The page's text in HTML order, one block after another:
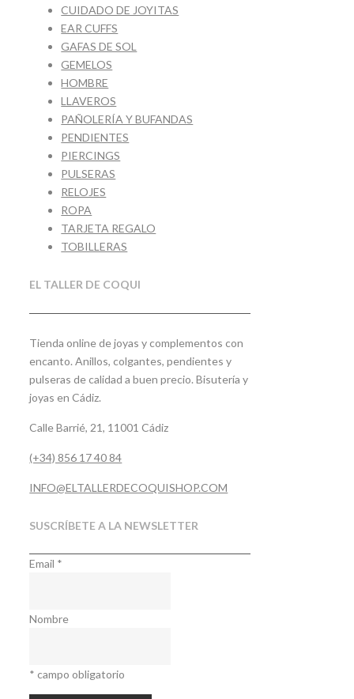
CUIDADO DE JOYITAS
EAR CUFFS
GAFAS DE SOL
GEMELOS
HOMBRE
LLAVEROS
PAÑOLERÍA Y BUFANDAS
PENDIENTES
PIERCINGS
PULSERAS
RELOJES
ROPA
TARJETA REGALO
TOBILLERAS
EL TALLER DE COQUI
Tienda online de joyas y complementos con
encanto. Anillos, colgantes, pendientes y
pulseras de calidad a buen precio. Bisutería y
joyas en Cádiz.
Calle Barrié, 21, 11001 Cádiz
(+34) 856 17 40 84
INFO@ELTALLERDECOQUISHOP.COM
SUSCRÍBETE A LA NEWSLETTER
Email *
Nombre
* campo obligatorio